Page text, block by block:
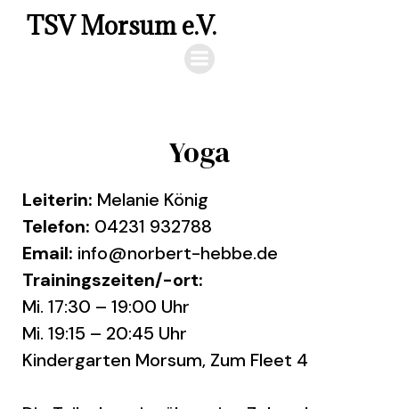
TSV Morsum e.V.
Yoga
Leiterin: Melanie König
Telefon: 04231 932788
Email: info@norbert-hebbe.de
Trainingszeiten/-ort:
Mi. 17:30 – 19:00 Uhr
Mi. 19:15 – 20:45 Uhr
Kindergarten Morsum, Zum Fleet 4